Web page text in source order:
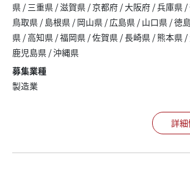
県 /三重県 /滋賀県 /京都府 /大阪府 /兵庫県 /
鳥取県 /島根県 /岡山県 /広島県 /山口県 /徳
県 /高知県 /福岡県 /佐賀県 /長崎県 /熊本県 /
鹿児島県 /沖縄県
募集業種
製造業
詳